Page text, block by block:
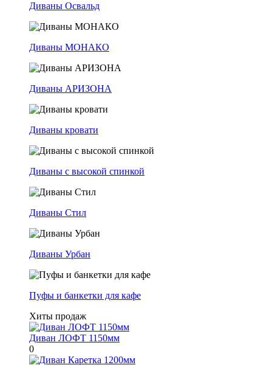
Диваны Освальд
Диваны МОНАКО
Диваны АРИЗОНА
Диваны кровати
Диваны с высокой спинкой
Диваны Стил
Диваны Урбан
Пуфы и банкетки для кафе
Хиты продаж
Диван ЛОФТ 1150мм
0